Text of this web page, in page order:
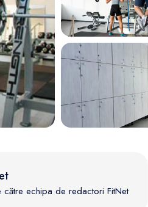
către echipa de redactori FitNet